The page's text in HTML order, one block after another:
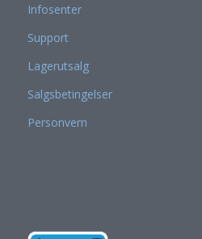
Infosenter
Support
Lagerutsalg
Salgsbetingelser
Personvern